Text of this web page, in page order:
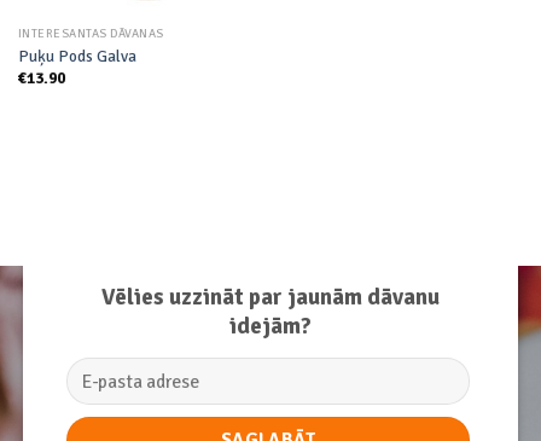
INTERESANTAS DĀVANAS
Puķu Pods Galva
€13.90
Vēlies uzzināt par jaunām dāvanu
idejām?